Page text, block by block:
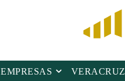
EMPRESAS VERACRUZ